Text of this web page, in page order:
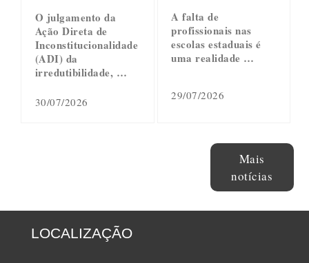
O julgamento da
Ação Direta de
Inconstitucionalidade
(ADI) da
irredutibilidade, …
30/07/2026
A falta de
profissionais nas
escolas estaduais é
uma realidade …
29/07/2026
Mais
notícias
LOCALIZAÇÃO